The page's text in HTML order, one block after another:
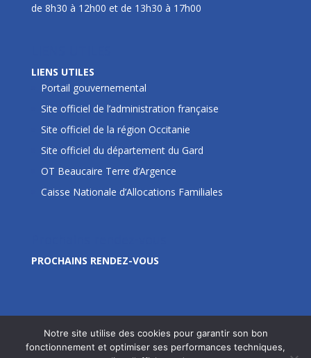
de 8h30 à 12h00 et de 13h30 à 17h00
LIENS UTILES
Portail gouvernemental
Site officiel de l’administration française
Site officiel de la région Occitanie
Site officiel du département du Gard
OT Beaucaire Terre d’Argence
Caisse Nationale d’Allocations Familiales
PROCHAINS RENDEZ-VOUS
Notre site utilise des cookies pour garantir son bon
fonctionnement et optimiser ses performances techniques,